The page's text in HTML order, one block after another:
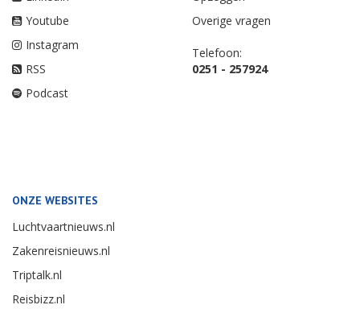
Youtube
Instagram
RSS
Podcast
Overige vragen
Telefoon:
0251 - 257924
ONZE WEBSITES
Luchtvaartnieuws.nl
Zakenreisnieuws.nl
Triptalk.nl
Reisbizz.nl